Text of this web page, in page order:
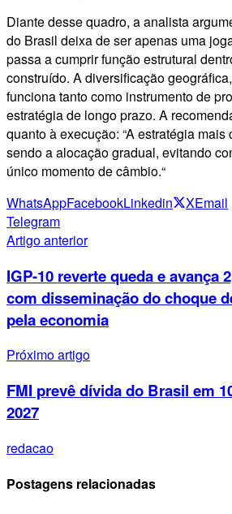
Diante desse quadro, a analista
do Brasil deixa de ser apenas uma
passa a cumprir função estrutural
construído. A diversificação
funciona tanto como instrumento de
estratégia de longo prazo. A
quanto à execução: “A estratégia
sendo a alocação gradual, evitando
único momento de câmbio.“​​​​​​​
WhatsAppFacebookLinkedin XEmail
Telegram
Artigo anterior
IGP-10 reverte queda e avança
com disseminação do choque
pela economia
Próximo artigo
FMI prevê dívida do Brasil em
2027
redacao
Postagens relacionadas